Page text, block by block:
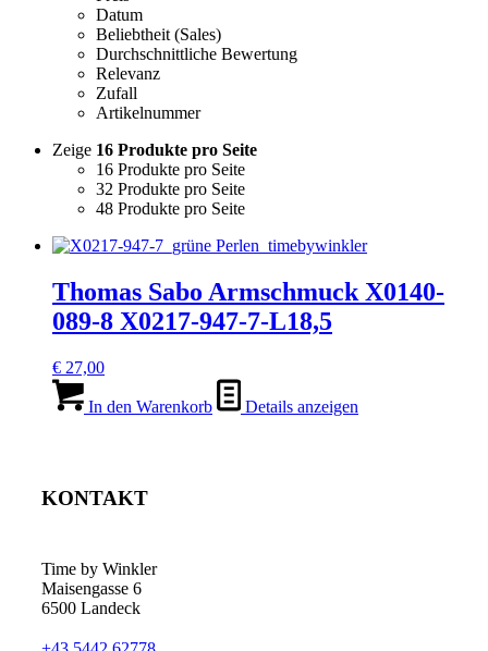
Datum
Beliebtheit (Sales)
Durchschnittliche Bewertung
Relevanz
Zufall
Artikelnummer
Zeige 16 Produkte pro Seite
16 Produkte pro Seite
32 Produkte pro Seite
48 Produkte pro Seite
Thomas Sabo Armschmuck X0140-
089-8 X0217-947-7-L18,5
€ 27,00
In den Warenkorb Details anzeigen
KONTAKT
Time by Winkler
Maisengasse 6
6500 Landeck